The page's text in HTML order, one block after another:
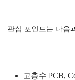
관심 포인트는 다음
고층수 PCB,